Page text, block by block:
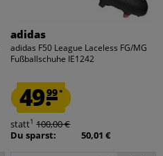
adidas
adidas F50 League Laceless FG/MG
Fußballschuhe IE1242
49.99*
statt1 100,00 €
Du sparst:
50,01 €